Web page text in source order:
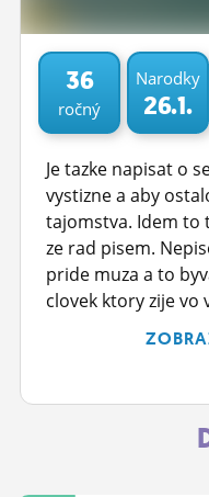
ĽUDIA
MÔJ PROFIL
NASTAVENIA
ROLETA
36
ročný
Narodky
26.1.
Je tazke napisat o
vystizne a aby
tajomstva. Idem to
ze rad pisem.
pride muza a to
clovek ktory zije vo